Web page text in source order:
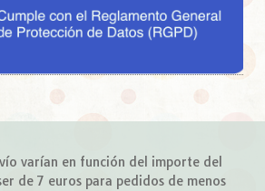
varían en función del importe del
de 7 euros para pedidos de menos